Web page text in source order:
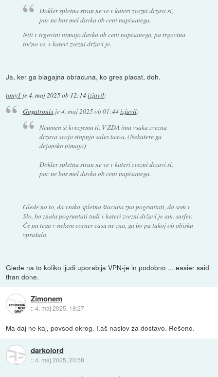
Dokler spletna stran ne ve v kateri zvezni drzavi si,
pac ne bos mel davka ob ceni napisanega.
Niti v trgovini nimajo davka ob ceni napisanega, pa trgovina
točno ve, v kateri zvezni državi je.
Ja, ker ga blagajna obracuna, ko gres placat, doh.
tony1 je4. maj 2025 ob 12:14izjavil:
Gagatronixje4. maj 2025 ob 01:44izjavil:
Neumen si kvecjemu ti. V ZDA ima vsaka zvezna
drzava svojo stopnjo sales tax-a. (Nekatere ga
dejansko nimajo)
Dokler spletna stran ne ve v kateri zvezni drzavi si,
pac ne bos mel davka ob ceni napisanega.
Glede na to, da vsaka spletna štacuna zna pogruntati, da sem v
Slo, bo znala pogruntati tudi v kateri zvezni državi je am. surfer.
Če pa tega v nekem corner casu ne zna, ga bo pa takoj ob obisku
vprašala.
Glede na to koliko ljudi uporablja VPN-je in podobno ... easier said
than done.
Zimonem
::4. maj 2025, 18:27
Ma daj ne kaj, povsod okrog. I.aš naslov za dostavo. Rešeno.
darkolord
::4. maj 2025, 20:58